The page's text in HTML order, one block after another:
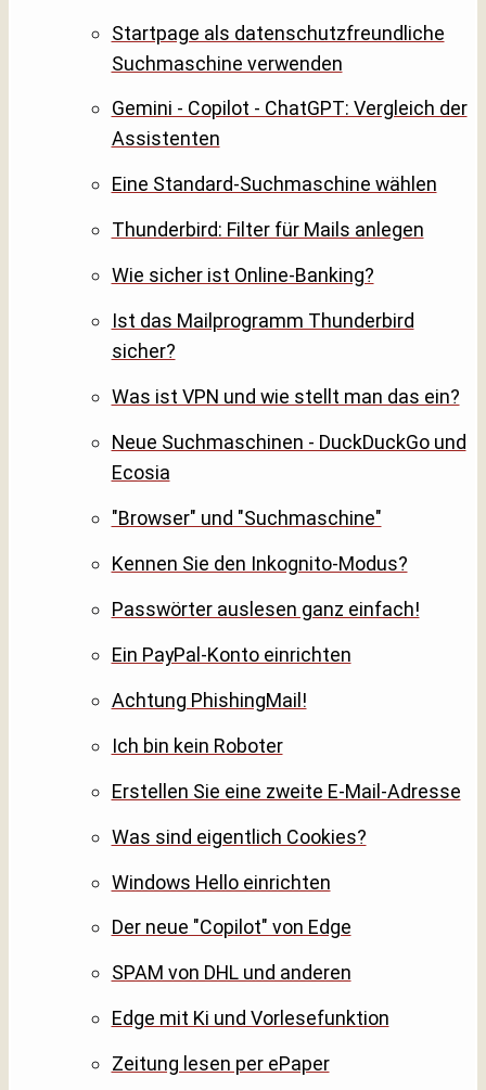
Startpage als datenschutzfreundliche
Suchmaschine verwenden
Gemini - Copilot - ChatGPT: Vergleich der
Assistenten
Eine Standard-Suchmaschine wählen
Thunderbird: Filter für Mails anlegen
Wie sicher ist Online-Banking?
Ist das Mailprogramm Thunderbird
sicher?
Was ist VPN und wie stellt man das ein?
Neue Suchmaschinen - DuckDuckGo und
Ecosia
"Browser" und "Suchmaschine"
Kennen Sie den Inkognito-Modus?
Passwörter auslesen ganz einfach!
Ein PayPal-Konto einrichten
Achtung PhishingMail!
Ich bin kein Roboter
Erstellen Sie eine zweite E-Mail-Adresse
Was sind eigentlich Cookies?
Windows Hello einrichten
Der neue "Copilot" von Edge
SPAM von DHL und anderen
Edge mit Ki und Vorlesefunktion
Zeitung lesen per ePaper